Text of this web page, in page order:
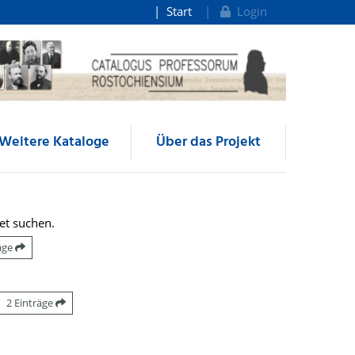
Start Login
Kataloge Über das Projekt
suchen.
2 Einträge